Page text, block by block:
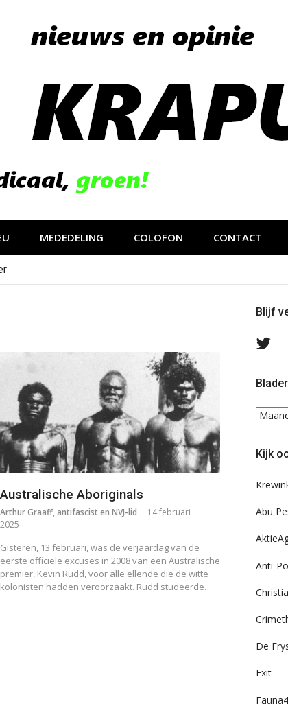
MEDEDELING COLOFON CONTACT
Australische Aboriginals
Arthur Graaff, antifascist en NVJ-lid
14 februari
2025
Gisteren, 13 februari, was de verjaardag van de
eerste officiële excuses in 2008 van een Australische
premier, Kevin Rudd, voor alle ellende die de witte
kolonisten hadden veroorzaakt. Rudd studeerde…
Blijf
Blader
eens
ons
Kijk
Abu
Anti-
De
Exit